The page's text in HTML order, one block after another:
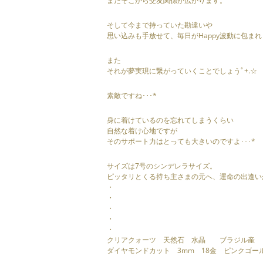
そして今まで持っていた勘違いや
思い込みも手放せて、毎日がHappy波動に包ま
また
それが夢実現に繋がっていくことでしょうﾟ+.☆
素敵ですね･･･*
身に着けているのを忘れてしまうくらい
自然な着け心地ですが
そのサポート力はとっても大きいのですよ･･･*
サイズは7号のシンデレラサイズ。
ピッタリとくる持ち主さまの元へ、運命の出逢
・
・
・
・
・
クリアクォーツ 天然石 水晶 ブラジル産
ダイヤモンドカット 3mm 18金 ピンクゴー